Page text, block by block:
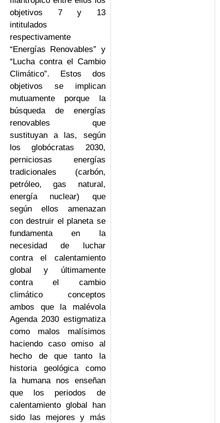
objetivos 7 y 13
intitulados
respectivamente
“Energías Renovables” y
“Lucha contra el Cambio
Climático”. Estos dos
objetivos se implican
mutuamente porque la
búsqueda de energías
renovables que
sustituyan a las, según
los globócratas 2030,
perniciosas energías
tradicionales (carbón,
petróleo, gas natural,
energía nuclear) que
según ellos amenazan
con destruir el planeta se
fundamenta en la
necesidad de luchar
contra el calentamiento
global y últimamente
contra el cambio
climático conceptos
ambos que la malévola
Agenda 2030 estigmatiza
como malos malísimos
haciendo caso omiso al
hecho de que tanto la
historia geológica como
la humana nos enseñan
que los periodos de
calentamiento global han
sido las mejores y más